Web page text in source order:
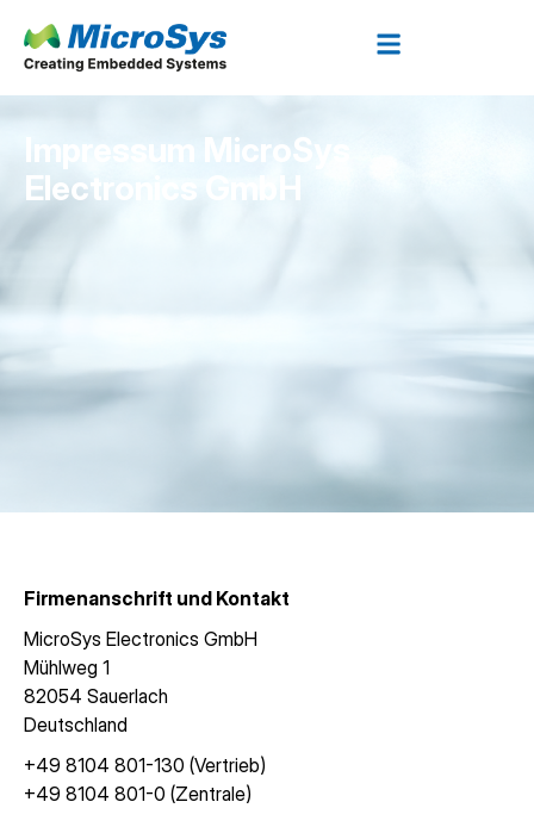
Impressum MicroSys
Electronics GmbH
Firmenanschrift und Kontakt
MicroSys Electronics GmbH
Mühlweg 1
82054 Sauerlach
Deutschland
+49 8104 801-130 (Vertrieb)
+49 8104 801-0 (Zentrale)